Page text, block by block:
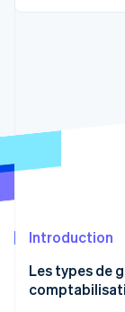
Découvrez
Climate
Identity
Stripe
Introduction
Les types de